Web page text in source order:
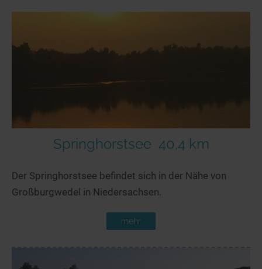
Springhorstsee 40,4 km
Der Springhorstsee befindet sich in der Nähe von
Großburgwedel in Niedersachsen.
mehr